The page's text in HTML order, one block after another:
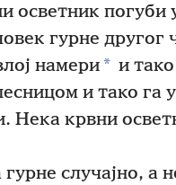
осветник погуби
гурне
намери* и
и тако га
Нека крвни
гурне случајно,